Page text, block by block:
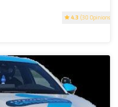
4.3 (30 Opinions)